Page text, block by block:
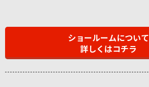
ショールームについて
詳しくはコチラ